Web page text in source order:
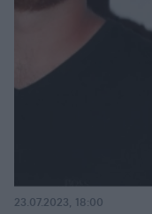
23.07.2023, 18:00